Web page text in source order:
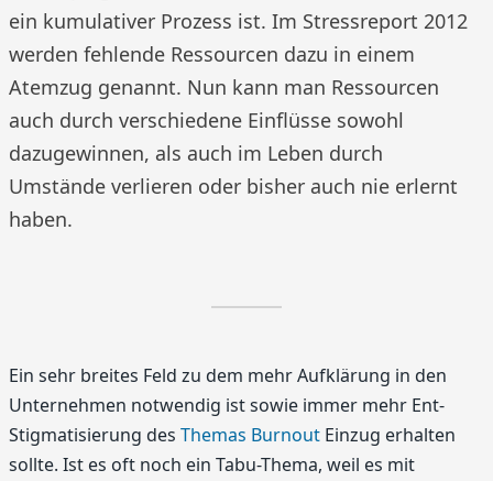
ein kumulativer Prozess ist. Im Stressreport 2012
werden fehlende Ressourcen dazu in einem
Atemzug genannt. Nun kann man Ressourcen
auch durch verschiedene Einflüsse sowohl
dazugewinnen, als auch im Leben durch
Umstände verlieren oder bisher auch nie erlernt
haben.
Ein sehr breites Feld zu dem mehr Aufklärung in den
Unternehmen notwendig ist sowie immer mehr Ent-
Stigmatisierung des Themas Burnout Einzug erhalten
sollte. Ist es oft noch ein Tabu-Thema, weil es mit